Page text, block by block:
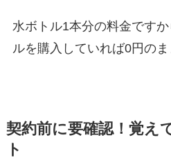
水ボトル1本分の料金です
ルを購入していれば0円のま
契約前に要確認！覚え
ト